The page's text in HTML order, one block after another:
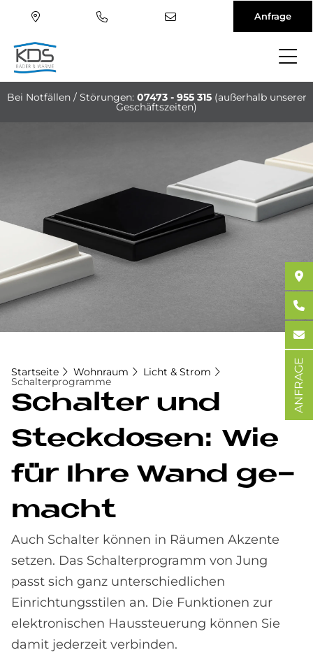
zum
Anfrage
Bei Notfällen / Störungen: 07473 - 955 315 (außerhalb unserer
Geschäftszeiten)
Startseite Wohnraum Licht & Strom
Schalterprogramme
Schal­ter und
Steck­do­sen: Wie
für Ihre Wand ge­
macht
Auch Schalter können in Räumen Akzente
setzen. Das Schalterprogramm von Jung
passt sich ganz unterschiedlichen
Einrichtungsstilen an. Die Funktionen zur
elektronischen Haussteuerung können Sie
damit jederzeit verbinden.
ANFRAGE